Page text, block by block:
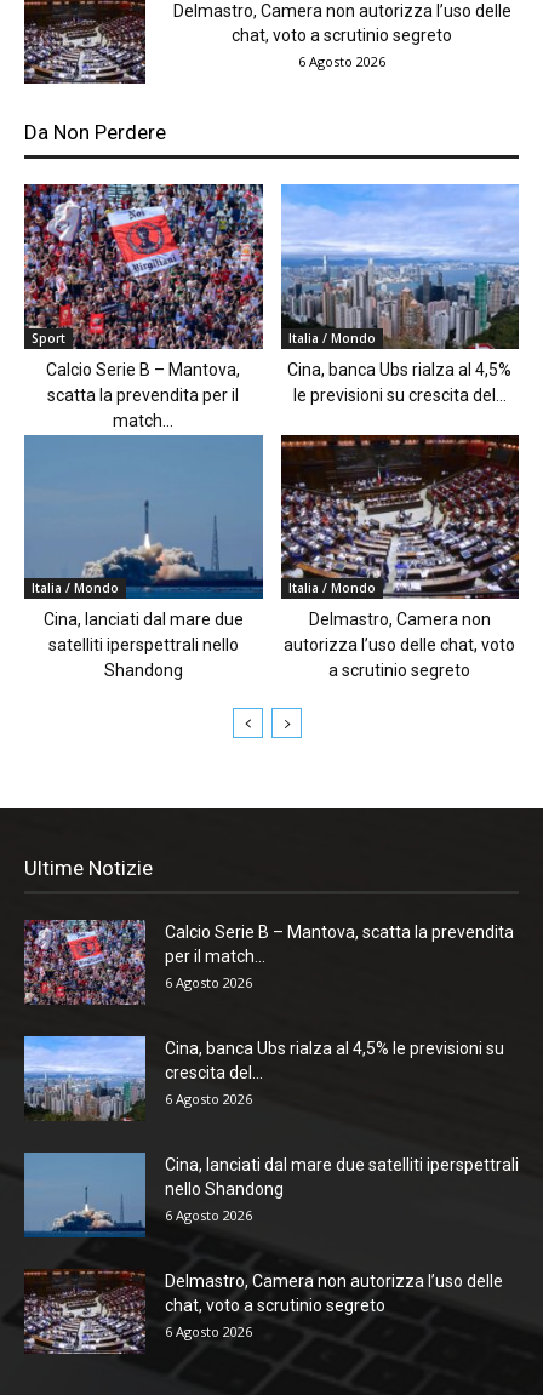
Delmastro, Camera non autorizza l’uso delle
chat, voto a scrutinio segreto
6 Agosto 2026
Da Non Perdere
Sport
Calcio Serie B – Mantova,
scatta la prevendita per il
match...
Italia / Mondo
Cina, banca Ubs rialza al 4,5%
le previsioni su crescita del...
Italia / Mondo
Cina, lanciati dal mare due
satelliti iperspettrali nello
Shandong
Italia / Mondo
Delmastro, Camera non
autorizza l’uso delle chat, voto
a scrutinio segreto
Ultime Notizie
Calcio Serie B – Mantova, scatta la prevendita
per il match...
6 Agosto 2026
Cina, banca Ubs rialza al 4,5% le previsioni su
crescita del...
6 Agosto 2026
Cina, lanciati dal mare due satelliti iperspettrali
nello Shandong
6 Agosto 2026
Delmastro, Camera non autorizza l’uso delle
chat, voto a scrutinio segreto
6 Agosto 2026